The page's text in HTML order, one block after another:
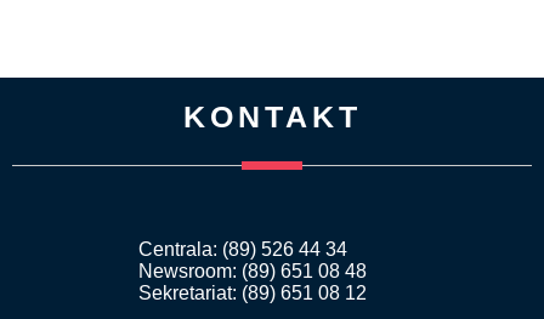
KONTAKT
Centrala: (89) 526 44 34
Newsroom: (89) 651 08 48
Sekretariat: (89) 651 08 12